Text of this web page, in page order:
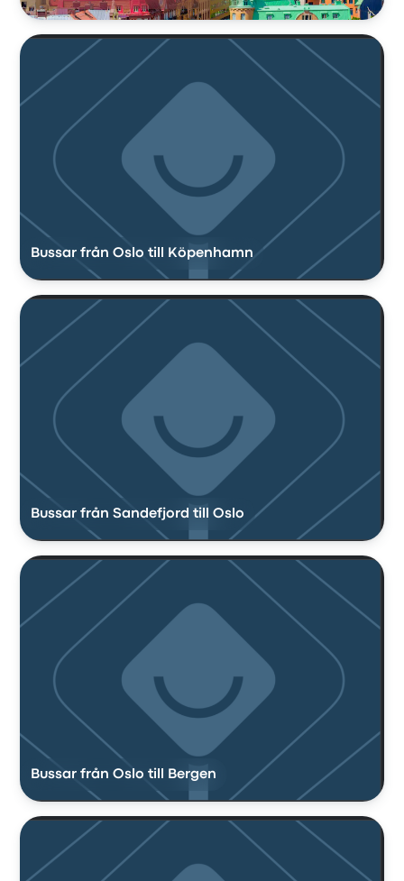
Bussar från Oslo till Köpenhamn
Bussar från Sandefjord till Oslo
Bussar från Oslo till Bergen